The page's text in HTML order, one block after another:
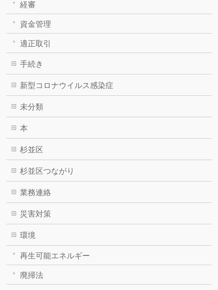
経審
資金管理
適正取引
手続き
新型コロナウイルス感染症
未分類
本
杉並区
杉並区つながり
業務連絡
災害対策
環境
再生可能エネルギー
廃掃法